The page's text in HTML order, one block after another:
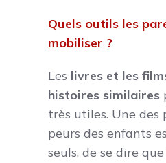
Quels outils les
mobiliser ?
Les livres et les
histoires similaires
très utiles. Une des
peurs des enfants
seuls, de se dire